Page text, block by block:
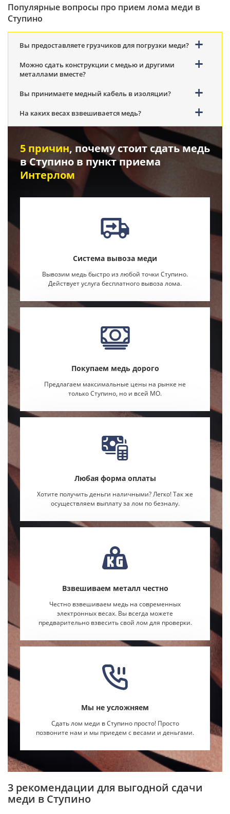
Популярные вопросы про прием лома меди в
Ступино
Вы предоставляете грузчиков для погрузки меди?
Можно сдать конструкции с медью и другими
металлами вместе?
Вы принимаете медный кабель в изоляции?
На каких весах взвешивается медь?
5 причин, почему стоит сдать медь
в Ступино в пункт приема
Интерлом
Система вывоза меди
Вывозим медь быстро из любой точки Ступино.
Действует услуга бесплатного вывоза лома.
Покупаем медь дорого
Предлагаем максимальные цены на рынке не
только Ступино, но и всей МО.
Любая форма оплаты
Хотите получить деньги наличными? Легко! Так же
осуществляем выплату за лом по безналу.
Взвешиваем металл честно
Честно взвешиваем медь на современных
электронных весах. Вы всегда можете
предварительно взвесить свой лом для проверки.
Мы не усложняем
Сдать лом меди в Ступино просто! Просто
позвоните нам и мы приедем с весами и деньгами.
3 рекомендации для выгодной сдачи
меди в Ступино